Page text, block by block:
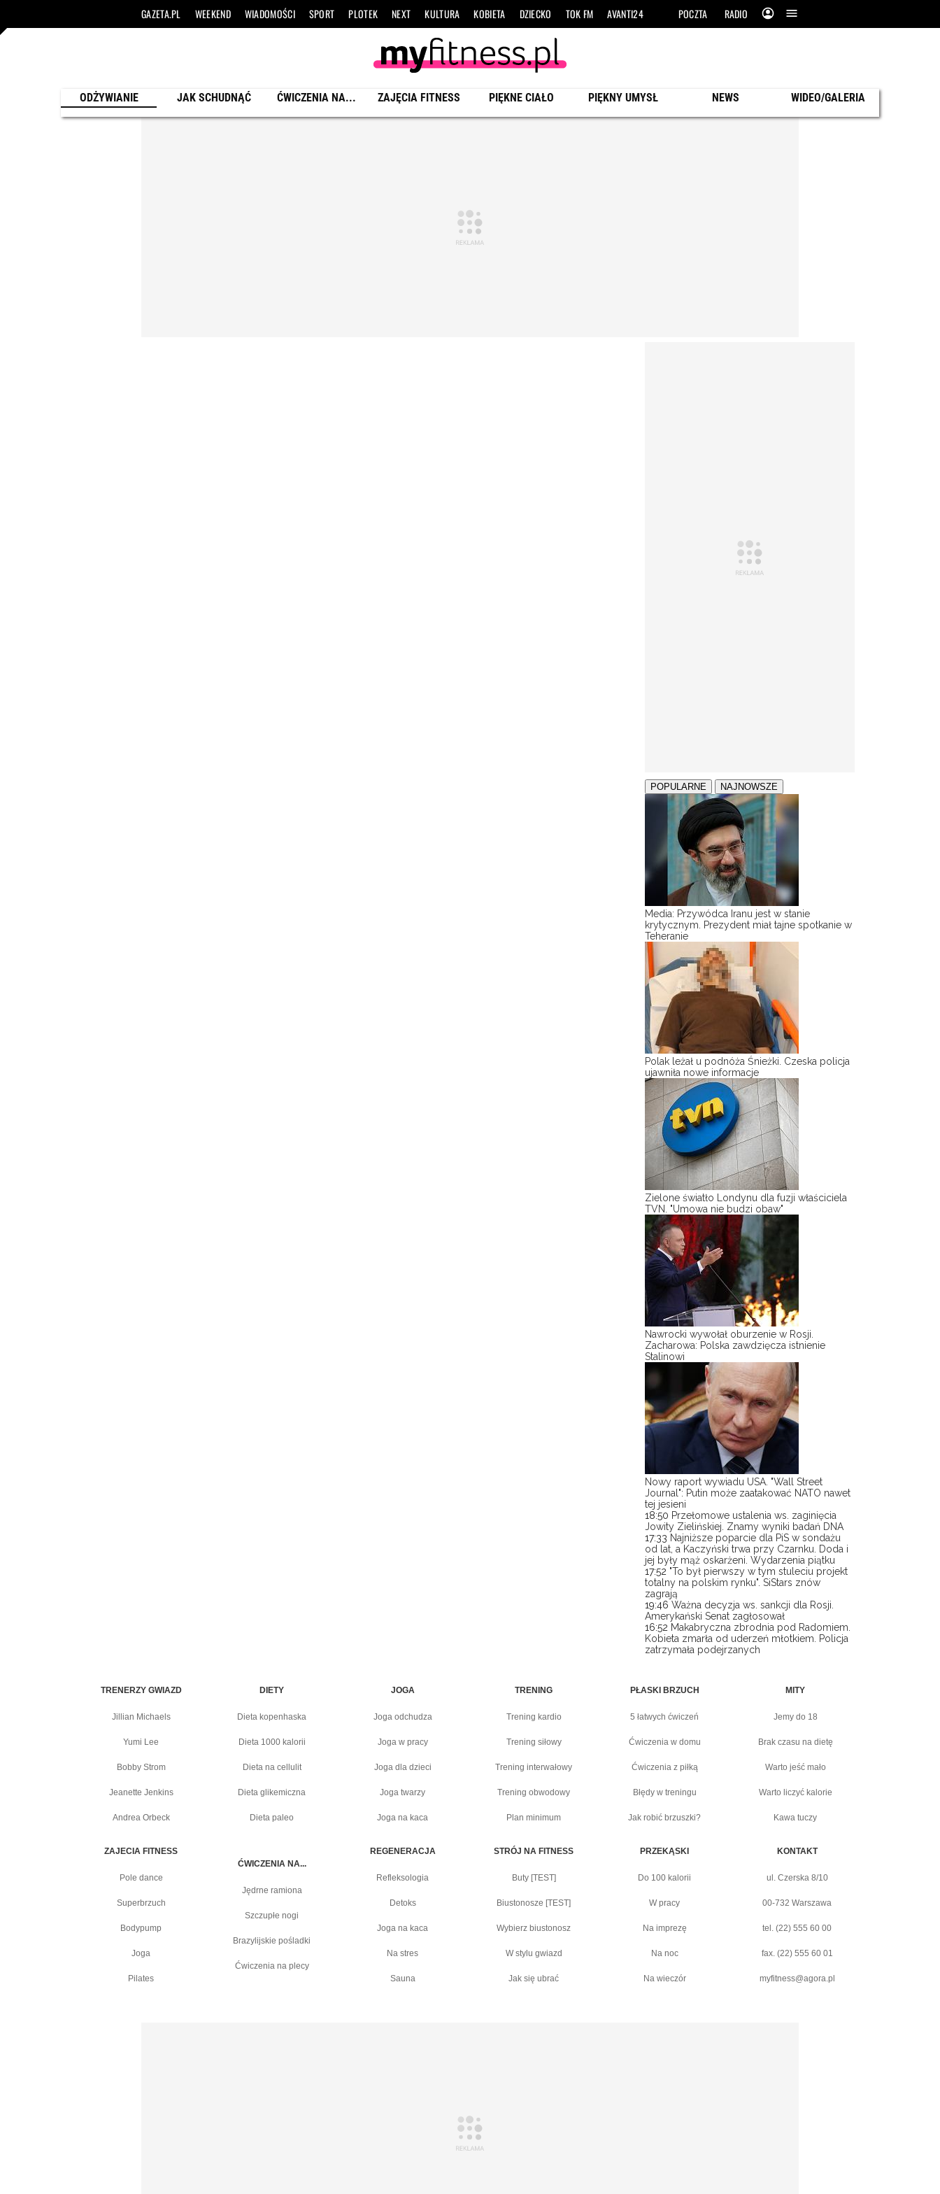
GAZETA.PL WEEKEND WIADOMOŚCI SPORT PLOTEK NEXT KULTURA KOBIETA DZIECKO TOK FM AVANTI24 POCZTA RADIO
ODŻYWIANIE JAK SCHUDNĄĆ ĆWICZENIA NA... ZAJĘCIA FITNESS PIĘKNE CIAŁO PIĘKNY UMYSŁ NEWS WIDEO/GALERIA
POPULARNE NAJNOWSZE
Media: Przywódca Iranu jest w stanie
krytycznym. Prezydent miał tajne spotkanie w
Teheranie
Polak leżał u podnóża Śnieżki. Czeska policja
ujawniła nowe informacje
Zielone światło Londynu dla fuzji właściciela
TVN. "Umowa nie budzi obaw"
Nawrocki wywołał oburzenie w Rosji.
Zacharowa: Polska zawdzięcza istnienie
Stalinowi
Nowy raport wywiadu USA. "Wall Street
Journal": Putin może zaatakować NATO nawet
tej jesieni
18:50 Przełomowe ustalenia ws. zaginięcia
Jowity Zielińskiej. Znamy wyniki badań DNA
17:33 Najniższe poparcie dla PiS w sondażu
od lat, a Kaczyński trwa przy Czarnku. Doda i
jej były mąż oskarżeni. Wydarzenia piątku
17:52 "To był pierwszy w tym stuleciu projekt
totalny na polskim rynku". SiStars znów
zagrają
19:46 Ważna decyzja ws. sankcji dla Rosji.
Amerykański Senat zagłosował
16:52 Makabryczna zbrodnia pod Radomiem.
Kobieta zmarła od uderzeń młotkiem. Policja
zatrzymała podejrzanych
TRENERZY GWIAZD
Jillian Michaels
Yumi Lee
Bobby Strom
Jeanette Jenkins
Andrea Orbeck
DIETY
Dieta kopenhaska
Dieta 1000 kalorii
Dieta na cellulit
Dieta glikemiczna
Dieta paleo
JOGA
Joga odchudza
Joga w pracy
Joga dla dzieci
Joga twarzy
Joga na kaca
TRENING
Trening kardio
Trening siłowy
Trening interwałowy
Trening obwodowy
Plan minimum
PŁASKI BRZUCH
5 łatwych ćwiczeń
Ćwiczenia w domu
Ćwiczenia z piłką
Błędy w treningu
Jak robić brzuszki?
MITY
Jemy do 18
Brak czasu na dietę
Warto jeść mało
Warto liczyć kalorie
Kawa tuczy
ZAJECIA FITNESS
Pole dance
Superbrzuch
Bodypump
Joga
Pilates
ĆWICZENIA NA...
Jędrne ramiona
Szczupłe nogi
Brazylijskie pośladki
Ćwiczenia na plecy
REGENERACJA
Refleksologia
Detoks
Joga na kaca
Na stres
Sauna
STRÓJ NA FITNESS
Buty [TEST]
Biustonosze [TEST]
Wybierz biustonosz
W stylu gwiazd
Jak się ubrać
PRZEKĄSKI
Do 100 kalorii
W pracy
Na imprezę
Na noc
Na wieczór
KONTAKT
ul. Czerska 8/10
00-732 Warszawa
tel. (22) 555 60 00
fax. (22) 555 60 01
myfitness@agora.pl